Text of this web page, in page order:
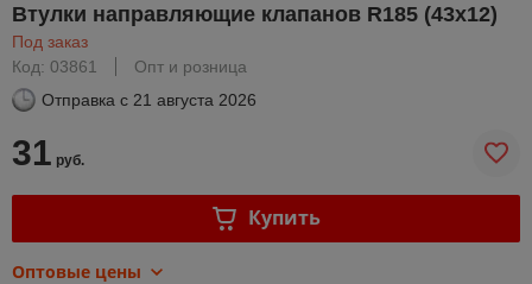
Втулки направляющие клапанов R185 (43х12)
Под заказ
Код: 03861
Опт и розница
Отправка с 21 августа 2026
31 руб.
Купить
Оптовые цены